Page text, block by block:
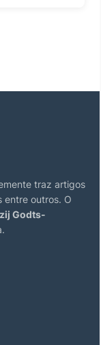
traz artigos
entre outros. O
Godts-